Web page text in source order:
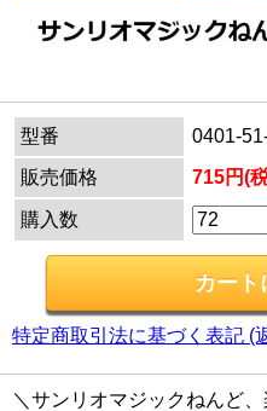
型番
0401-
販売価格
715円(
購入数
特定商取引法に基づく表記 (
＼サンリオマジックねんど